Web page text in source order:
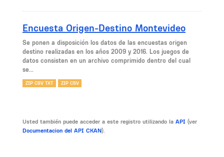
Encuesta Origen-Destino Montevideo
Se ponen a disposición los datos de las encuestas origen
destino realizadas en los años 2009 y 2016. Los juegos de
datos consisten en un archivo comprimido dentro del cual
se...
ZIP CSV TXT ZIP CSV
Usted también puede acceder a este registro utilizando la API (ver
Documentacion del API CKAN).